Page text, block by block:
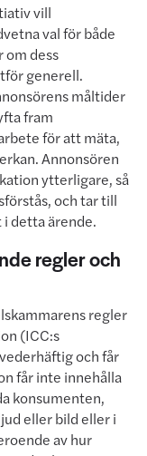
vill
val för både
om dess
generell.
måltider
fram
för att mäta,
Annonsören
ytterligare, så
och tar till
detta ärende.
regler och
regler
(ICC:s
och får
får inte innehålla
konsumenten,
eller bild eller i
av hur